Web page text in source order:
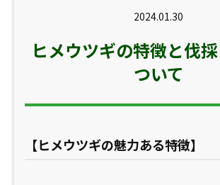
2024.01.30
ヒメウツギの特徴と伐
ついて
【ヒメウツギの魅力ある特徴】